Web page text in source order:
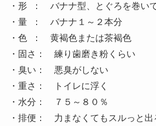
・ 形 ： バナナ型、とぐろを巻い
・量 ： バナナ１～２本分
・色 ： 黄褐色または茶褐色
・固さ： 練り歯磨き粉くらい
・臭い： 悪臭がしない
・重さ： トイレに浮く
・水分： ７５～８０％
・排便： 力まなくてもスルっと出